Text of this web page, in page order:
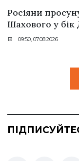
Росіяни
Шахового у бік
09:50, 07.08.2026